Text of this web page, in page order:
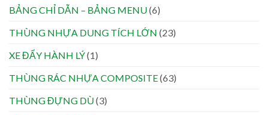
BẢNG CHỈ DẪN – BẢNG MENU(6)
THÙNG NHỰA DUNG TÍCH LỚN (23)
XE ĐẨY HÀNH LÝ(1)
THÙNG RÁC NHỰA COMPOSITE(63)
THÙNG ĐỰNG DÙ(3)